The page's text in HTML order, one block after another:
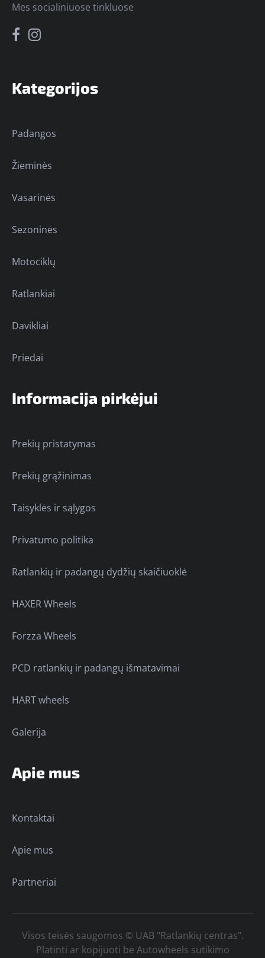
Kategorijos
Padangos
Žieminės
Vasarinės
Sezoninės
Motociklų
Ratlankiai
Davikliai
Priedai
Informacija pirkėjui
Prekių pristatymas
Prekių grąžinimas
Taisyklės ir sąlygos
Privatumo politika
Ratlankių ir padangų dydžių skaičiuoklė
HAXER Wheels
Forzza Wheels
PCD ratlankių ir padangų išmatavimai
HART wheels
Galerija
Apie mus
Kontaktai
Apie mus
Partneriai
Mes socialiniuose tinkluose
Visos teisės saugomos © UAB "Ratlankių centras".
Platinti ar kopijuoti be Autowheels sutikimo